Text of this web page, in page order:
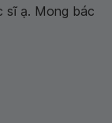
sĩ ạ. Mong bác